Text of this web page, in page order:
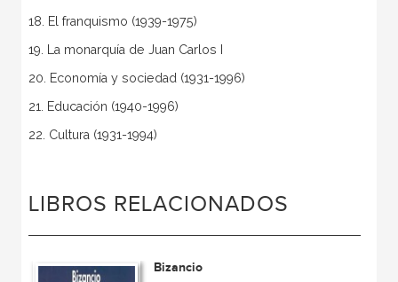
18. El franquismo (1939-1975)
19. La monarquía de Juan Carlos I
20. Economía y sociedad (1931-1996)
21. Educación (1940-1996)
22. Cultura (1931-1994)
LIBROS RELACIONADOS
Bizancio